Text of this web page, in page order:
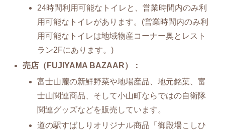
24時間利用可能なトイレと、営業時間内のみ利
用可能なトイレがあります。(営業時間内のみ利
用可能なトイレは地域物産コーナー奥とレスト
ラン2Fにあります。)
売店（FUJIYAMA BAZAAR）：
富士山麓の新鮮野菜や地場産品、地元銘菓、富
士山関連商品、そして小山町ならではの自衛隊
関連グッズなどを販売しています。
道の駅すばしりオリジナル商品「御殿場こしひ